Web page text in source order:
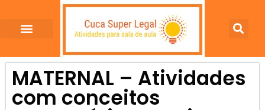
MATERNAL – Atividades
com conceitos